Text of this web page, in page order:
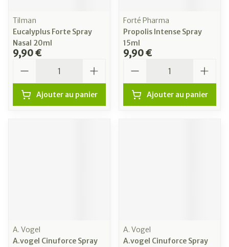
Tilman
Eucalyplus Forte Spray
Nasal 20ml
9,90 €
Ajouter au panier
Forté Pharma
Propolis Intense Spray
15ml
9,90 €
Ajouter au panier
A. Vogel
A.vogel Cinuforce Spray
A. Vogel
A.vogel Cinuforce Spray